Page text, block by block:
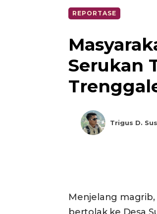
REPORTASE
Serukan
Trigus D.
Menjelang
bertolak ke Desa